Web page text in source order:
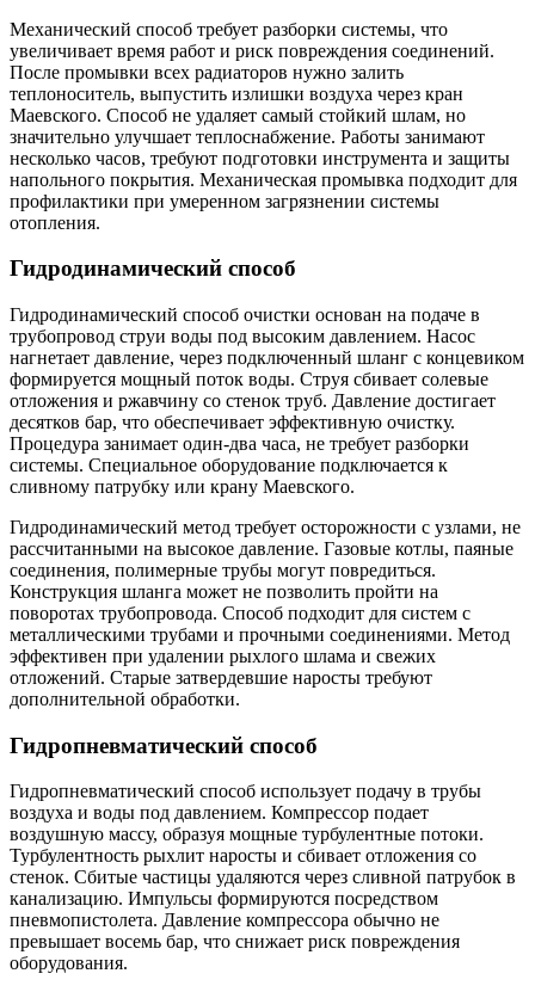
Механический способ требует разборки системы, что
увеличивает время работ и риск повреждения соединений.
После промывки всех радиаторов нужно залить
теплоноситель, выпустить излишки воздуха через кран
Маевского. Способ не удаляет самый стойкий шлам, но
значительно улучшает теплоснабжение. Работы занимают
несколько часов, требуют подготовки инструмента и защиты
напольного покрытия. Механическая промывка подходит для
профилактики при умеренном загрязнении системы
отопления.
Гидродинамический способ
Гидродинамический способ очистки основан на подаче в
трубопровод струи воды под высоким давлением. Насос
нагнетает давление, через подключенный шланг с концевиком
формируется мощный поток воды. Струя сбивает солевые
отложения и ржавчину со стенок труб. Давление достигает
десятков бар, что обеспечивает эффективную очистку.
Процедура занимает один-два часа, не требует разборки
системы. Специальное оборудование подключается к
сливному патрубку или крану Маевского.
Гидродинамический метод требует осторожности с узлами, не
рассчитанными на высокое давление. Газовые котлы, паяные
соединения, полимерные трубы могут повредиться.
Конструкция шланга может не позволить пройти на
поворотах трубопровода. Способ подходит для систем с
металлическими трубами и прочными соединениями. Метод
эффективен при удалении рыхлого шлама и свежих
отложений. Старые затвердевшие наросты требуют
дополнительной обработки.
Гидропневматический способ
Гидропневматический способ использует подачу в трубы
воздуха и воды под давлением. Компрессор подает
воздушную массу, образуя мощные турбулентные потоки.
Турбулентность рыхлит наросты и сбивает отложения со
стенок. Сбитые частицы удаляются через сливной патрубок в
канализацию. Импульсы формируются посредством
пневмопистолета. Давление компрессора обычно не
превышает восемь бар, что снижает риск повреждения
оборудования.